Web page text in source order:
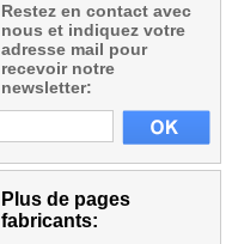
Restez en contact avec
nous et indiquez votre
adresse mail pour
recevoir notre
newsletter:
Plus de pages
fabricants: